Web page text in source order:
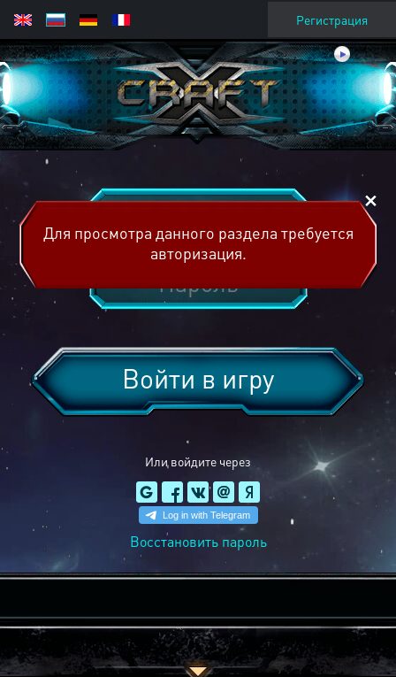
Регистрация
Или войдите через
Войти в игру
Восстановить пароль
Для просмотра данного раздела требуется
авторизация.